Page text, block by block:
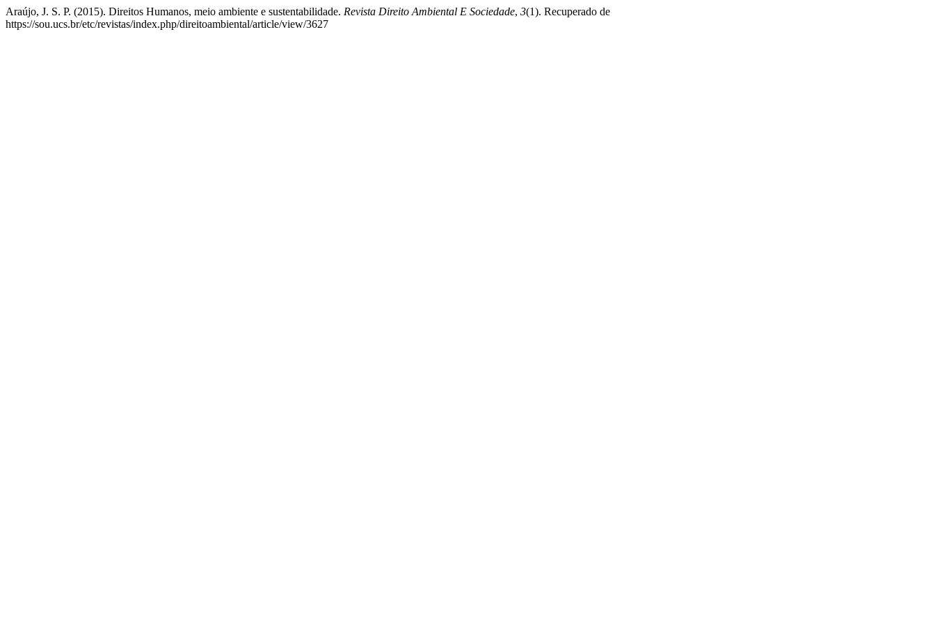
Araújo, J. S. P. (2015). Direitos Humanos, meio ambiente e sustentabilidade. Revista Direito Ambiental E Sociedade, 3(1). Recuperado de
https://sou.ucs.br/etc/revistas/index.php/direitoambiental/article/view/3627